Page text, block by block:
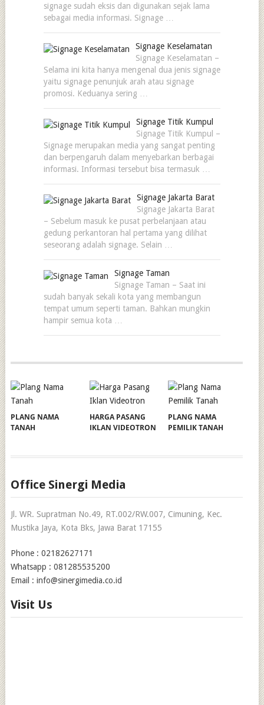
signage sudah eksis dan digunakan sejak lama
sebagai media informasi. Signage …
Signage Keselamatan
Signage Keselamatan –
Selama ini kita hanya mengenal dua jenis signage
yaitu signage penunjuk arah atau signage
promosi. Keduanya sering …
Signage Titik Kumpul
Signage Titik Kumpul –
Signage merupakan media yang sangat penting
dan berpengaruh dalam menyebarkan berbagai
informasi. Informasi tersebut bisa termasuk …
Signage Jakarta Barat
Signage Jakarta Barat
– Sebelum masuk ke pusat perbelanjaan atau
gedung perkantoran hal pertama yang dilihat
seseorang adalah signage. Selain …
Signage Taman
Signage Taman – Saat ini
sudah banyak sekali kota yang membangun
tempat umum seperti taman. Bahkan mungkin
hampir semua kota …
PLANG NAMA
TANAH
HARGA PASANG
IKLAN VIDEOTRON
PLANG NAMA
PEMILIK TANAH
Office Sinergi Media
Jl. WR. Supratman No.49, RT.002/RW.007, Cimuning, Kec.
Mustika Jaya, Kota Bks, Jawa Barat 17155
Phone : 02182627171
Whatsapp : 081285535200
Email : info@sinergimedia.co.id
Visit Us